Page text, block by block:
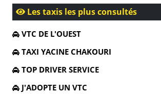
Les taxis les plus consultés
VTC DE L'OUEST
TAXI YACINE CHAKOURI
TOP DRIVER SERVICE
J'ADOPTE UN VTC